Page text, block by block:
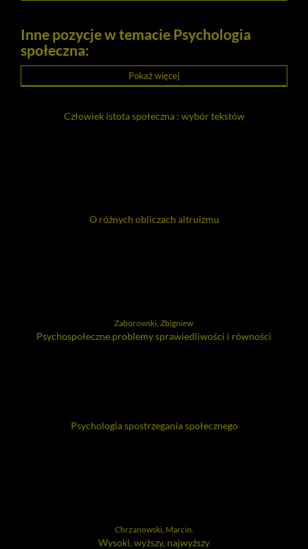
Inne pozycje w temacie Psychologia
społeczna:
Pokaż więcej
Człowiek istota społeczna : wybór tekstów
O różnych obliczach altruizmu
Zaborowski, Zbigniew
Psychospołeczne problemy sprawiedliwości i równości
Psychologia spostrzegania społecznego
Chrzanowski, Marcin.
Wysoki, wyższy, najwyższy